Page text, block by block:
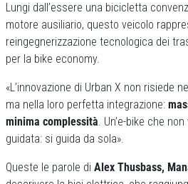
Lungi dall’essere una bicicletta
motore ausiliario, questo veicolo
reingegnerizzazione tecnologica dei
per la bike economy.
«L’innovazione di Urban X non risiede
ma nella loro perfetta integrazione:
minima complessità. Un’e-bike che
guidata: si guida da sola».
Queste le parole di Alex Thusbass,